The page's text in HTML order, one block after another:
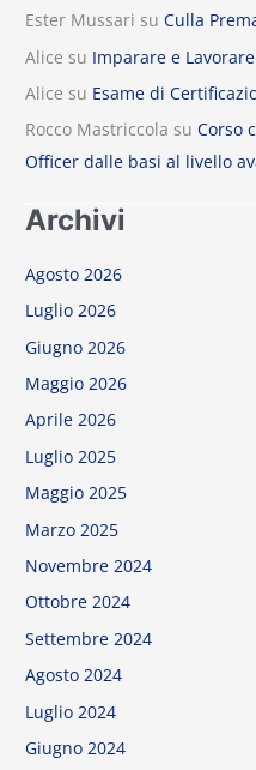
Ester Mussari suCulla
Alice su Imparare e
Alice su Esame di
Rocco Mastriccola suCorso
Officer dalle basi al livello
Archivi
Agosto 2026
Luglio 2026
Giugno 2026
Maggio 2026
Aprile 2026
Luglio 2025
Maggio 2025
Marzo 2025
Novembre 2024
Ottobre 2024
Settembre 2024
Agosto 2024
Luglio 2024
Giugno 2024